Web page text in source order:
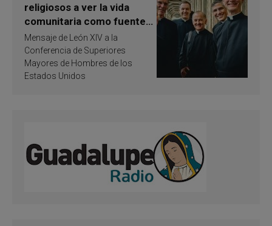
religiosos a ver la vida
comunitaria como fuente
de inspiración y
santificación
Mensaje de León XIV a la
Conferencia de Superiores
Mayores de Hombres de los
Estados Unidos